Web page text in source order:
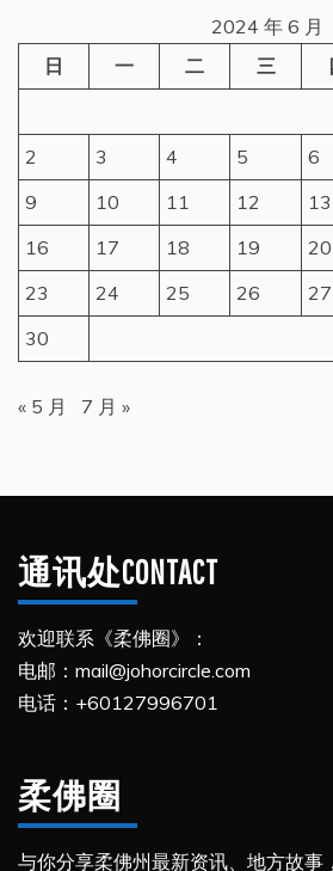
2024 年 6 月
日
一 二 三
2
3 4 5 6
9
10 11 12 13
16
17 18 19 20
23
24 25 26 27
30
« 5 月 7 月 »
通讯处CONTACT
欢迎联系《柔佛圈》：
电邮：mail@johorcircle.com
电话：+60127996701
柔佛圈
与你分享柔佛州最新资讯、地方故事